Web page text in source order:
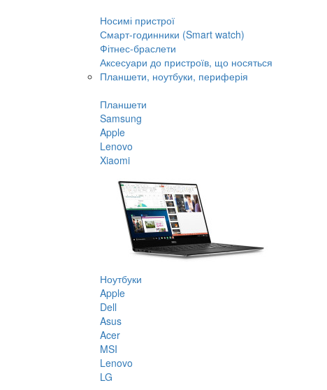
Носимі пристрої
Смарт-годинники (Smart watch)
Фітнес-браслети
Аксесуари до пристроїв, що носяться
Планшети, ноутбуки, периферія
Планшети
Samsung
Apple
Lenovo
Xiaomi
Ноутбуки
Apple
Dell
Asus
Acer
MSI
Lenovo
LG